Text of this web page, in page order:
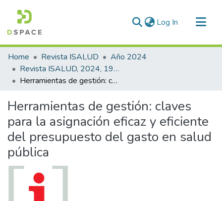
Log In (current)
Communities & Collections
All of DSpace
Statistics
Home Revista ISALUD
Año 2024
Revista ISALUD, 2024, 19(92)
Herramientas de gestión: claves para la asignación eficaz y eficiente del presupuesto del gasto en salud pública
Herramientas de gestión: claves
para la asignación eficaz y eficiente
del presupuesto del gasto en salud
pública